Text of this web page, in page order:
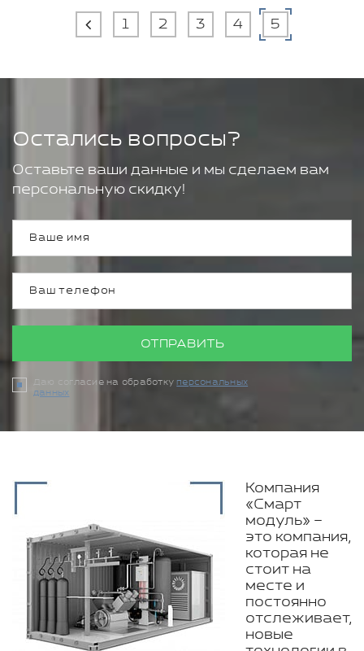
1 2 3 4 5
Остались вопросы?
Оставьте ваши данные и мы сделаем вам
персональную скидку!
ОТПРАВИТЬ
Даю согласие на обработку персональных
данных
Компания
«Смарт
модуль» –
это компания,
которая не
стоит на
месте и
постоянно
отслеживает,
новые